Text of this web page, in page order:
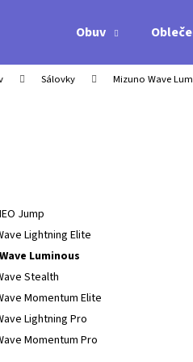
Obuv
Sálovky Mizuno Wave
Jump
Lightning Elite
Luminous
Stealth
Momentum Elite
Lightning Pro
Momentum Pro
ELITE -